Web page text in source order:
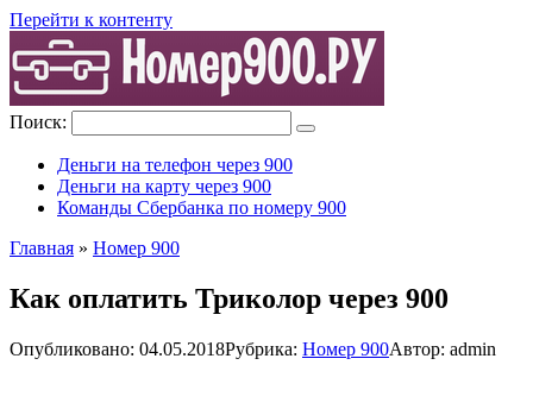
Перейти к контенту
Поиск:
Деньги на телефон через 900
Деньги на карту через 900
Команды Сбербанка по номеру 900
Главная » Номер 900
Как оплатить Триколор через 900
Опубликовано: 04.05.2018Рубрика: Номер 900Автор: admin